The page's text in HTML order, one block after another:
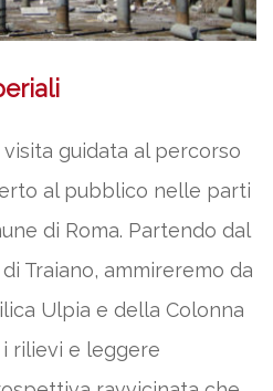
visita guidata al percorso
al pubblico nelle parti
di Roma. Partendo dal
Traiano, ammireremo da
Ulpia e della Colonna
rilievi e leggere